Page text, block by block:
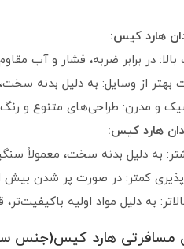
هارد کیس:
در برابر ضربه، فشار و آب
بهتر از وسایل: به دلیل بدنه
و مدرن: طراحی‌های متنوع و
هارد کیس:
به دلیل بدنه سخت، معمولاً
کمتر: در صورت پر شدن
به دلیل مواد اولیه
مسافرتی هارد کیس(جنس